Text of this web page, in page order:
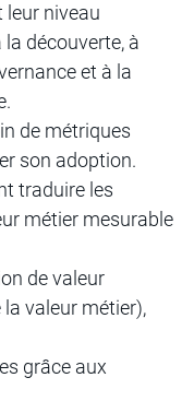
leur niveau
découverte, à
et à la
de métriques
son adoption.
traduire les
métier mesurable
de valeur
valeur métier),
grâce aux